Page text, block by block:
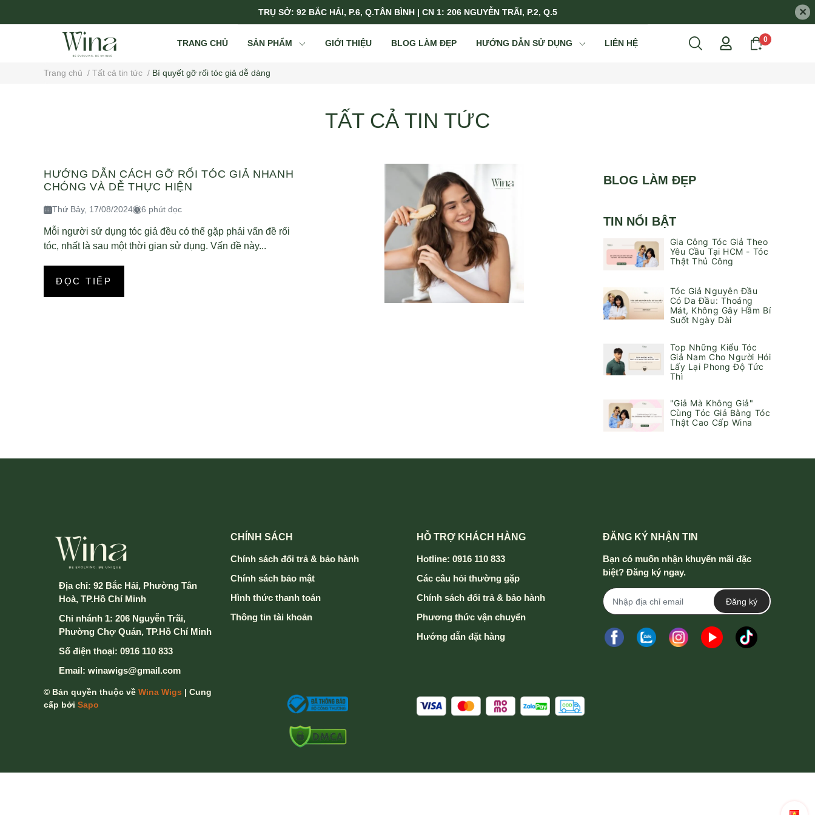
TRỤ SỞ: 92 BẮC HẢI, P.6, Q.TÂN BÌNH | CN 1: 206 NGUYỄN TRÃI, P.2, Q.5 ×
TRANG CHỦ SẢN PHẨM GIỚI THIỆU BLOG LÀM ĐẸP HƯỚNG DẪN SỬ DỤNG LIÊN HỆ 0
Trang chủ / Tất cả tin tức / Bí quyết gỡ rối tóc giả dễ dàng
TẤT CẢ TIN TỨC
HƯỚNG DẪN CÁCH GỠ RỐI TÓC GIẢ NHANH
CHÓNG VÀ DỄ THỰC HIỆN
Thứ Bảy, 17/08/2024 6 phút đọc
Mỗi người sử dụng tóc giả đều có thể gặp phải vấn đề rối
tóc, nhất là sau một thời gian sử dụng. Vấn đề này...
ĐỌC TIẾP
BLOG LÀM ĐẸP
TIN NỔI BẬT
Gia Công Tóc Giả Theo
Yêu Cầu Tại HCM - Tóc
Thật Thủ Công
Tóc Giả Nguyên Đầu
Có Da Đầu: Thoáng
Mát, Không Gây Hầm Bí
Suốt Ngày Dài
Top Những Kiểu Tóc
Giả Nam Cho Người Hói
Lấy Lại Phong Độ Tức
Thì
"Giả Mà Không Giả"
Cùng Tóc Giả Bằng Tóc
Thật Cao Cấp Wina
Địa chỉ: 92 Bắc Hải, Phường Tân
Hoà, TP.Hồ Chí Minh
Chi nhánh 1: 206 Nguyễn Trãi,
Phường Chợ Quán, TP.Hồ Chí Minh
Số điện thoại: 0916 110 833
Email: winawigs@gmail.com
© Bản quyền thuộc về Wina Wigs | Cung
cấp bởi Sapo
CHÍNH SÁCH
Chính sách đổi trả & bảo hành
Chính sách bảo mật
Hình thức thanh toán
Thông tin tài khoản
HỖ TRỢ KHÁCH HÀNG
Hotline: 0916 110 833
Các câu hỏi thường gặp
Chính sách đổi trả & bảo hành
Phương thức vận chuyển
Hướng dẫn đặt hàng
ĐĂNG KÝ NHẬN TIN
Bạn có muốn nhận khuyến mãi đặc
biệt? Đăng ký ngay.
Đăng ký